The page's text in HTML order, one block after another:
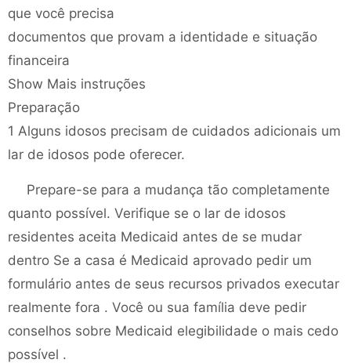
que você precisa
documentos que provam a identidade e situação
financeira
Show Mais instruções
Preparação
1 Alguns idosos precisam de cuidados adicionais um
lar de idosos pode oferecer.
Prepare-se para a mudança tão completamente
quanto possível. Verifique se o lar de idosos
residentes aceita Medicaid antes de se mudar
dentro Se a casa é Medicaid aprovado pedir um
formulário antes de seus recursos privados executar
realmente fora . Você ou sua família deve pedir
conselhos sobre Medicaid elegibilidade o mais cedo
possível .